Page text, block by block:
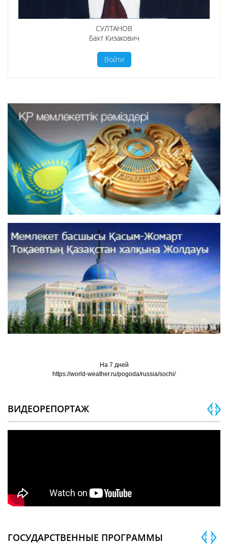
СУЛТАНОВ
Бахт Кизакович
Войти
На 7 дней
https://world-weather.ru/pogoda/russia/sochi/
ВИДЕОРЕПОРТАЖ
ГОСУДАРСТВЕННЫЕ ПРОГРАММЫ